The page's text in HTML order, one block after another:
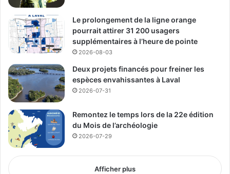
Publicité sponsorisée par la conseillère municipale de Saint-François et David
De Cotis, conseiller municipal de Saint-Bruno
Le prolongement de la ligne orange
pourrait attirer 31 200 usagers
supplémentaires à l’heure de pointe
2026-08-03
Deux projets financés pour freiner les
espèces envahissantes à Laval
2026-07-31
Remontez le temps lors de la 22e édition
du Mois de l’archéologie
2026-07-29
Afficher plus